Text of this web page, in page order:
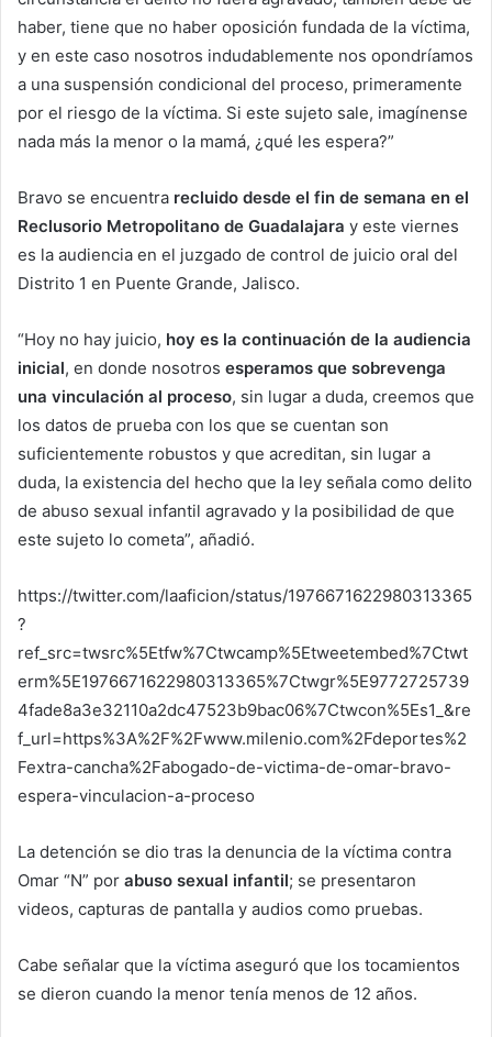
haber, tiene que no haber oposición fundada de la víctima,
y en este caso nosotros indudablemente nos opondríamos
a una suspensión condicional del proceso, primeramente
por el riesgo de la víctima. Si este sujeto sale, imagínense
nada más la menor o la mamá, ¿qué les espera?”
Bravo se encuentra recluido desde el fin de semana en el
Reclusorio Metropolitano de Guadalajara y este viernes
es la audiencia en el juzgado de control de juicio oral del
Distrito 1 en Puente Grande, Jalisco.
“Hoy no hay juicio, hoy es la continuación de la audiencia
inicial, en donde nosotros esperamos que sobrevenga
una vinculación al proceso, sin lugar a duda, creemos que
los datos de prueba con los que se cuentan son
suficientemente robustos y que acreditan, sin lugar a
duda, la existencia del hecho que la ley señala como delito
de abuso sexual infantil agravado y la posibilidad de que
este sujeto lo cometa”, añadió.
https://twitter.com/laaficion/status/1976671622980313365
?
ref_src=twsrc%5Etfw%7Ctwcamp%5Etweetembed%7Ctwt
erm%5E1976671622980313365%7Ctwgr%5E9772725739
4fade8a3e32110a2dc47523b9bac06%7Ctwcon%5Es1_&re
f_url=https%3A%2F%2Fwww.milenio.com%2Fdeportes%2
Fextra-cancha%2Fabogado-de-victima-de-omar-bravo-
espera-vinculacion-a-proceso
La detención se dio tras la denuncia de la víctima contra
Omar “N” por abuso sexual infantil; se presentaron
videos, capturas de pantalla y audios como pruebas.
Cabe señalar que la víctima aseguró que los tocamientos
se dieron cuando la menor tenía menos de 12 años.